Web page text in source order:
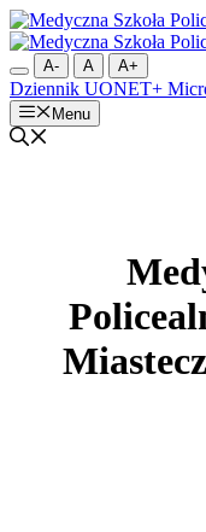
Przejdź
do
treściA- A A+
Dziennik UONET+
Menu